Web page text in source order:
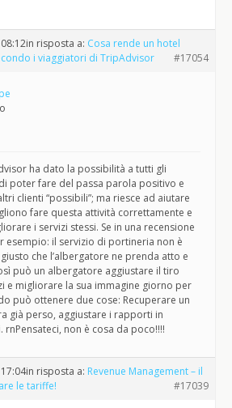
in risposta a: Cosa rende un hotel
i viaggiatori di TripAdvisor
#17054
ha dato la possibilità a tutti gli
poter fare del passa parola positivo e
clienti “possibili”; ma riesce ad aiutare
fare questa attività correttamente e
i servizi stessi. Se in una recensione
esempio: il servizio di portineria non è
che l’albergatore ne prenda atto e
può un albergatore aggiustare il tiro
e migliorare la sua immagine giorno per
può ottenere due cose: Recuperare un
già perso, aggiustare i rapporti in
non è cosa da poco!!!!
in risposta a: Revenue Management – il
le tariffe!
#17039